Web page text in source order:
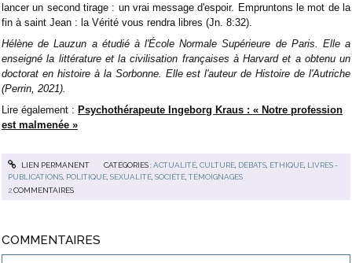
lancer un second tirage : un vrai message d'espoir. Empruntons le mot de la
fin à saint Jean : la Vérité vous rendra libres (Jn. 8:32).
Hélène de Lauzun a étudié à l'École Normale Supérieure de Paris. Elle a
enseigné la littérature et la civilisation françaises à Harvard et a obtenu un
doctorat en histoire à la Sorbonne. Elle est l'auteur de Histoire de l'Autriche
(Perrin, 2021).
Lire également : Psychothérapeute Ingeborg Kraus : « Notre profession
est malmenée »
LIEN PERMANENT CATÉGORIES :ACTUALITÉ, CULTURE, DÉBATS, ETHIQUE, LIVRES -
PUBLICATIONS, POLITIQUE,SEXUALITÉ,SOCIÉTÉ,TÉMOIGNAGES
2COMMENTAIRES
COMMENTAIRES